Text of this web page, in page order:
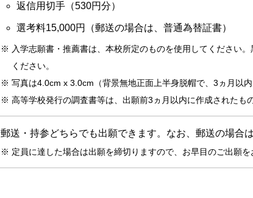
返信用切手（530円分）
選考料15,000円（郵送の場合は、普通為替証書）
※ 入学志願書・推薦書は、本校所定のものを使用してください
ください。
※ 写真は4.0cm x 3.0cm（背景無地正面上半身脱帽で、3ヵ月以
※ 高等学校発行の調査書等は、出願前3ヵ月以内に作成されたも
郵送・持参どちらでも出願できます。なお、郵送の場合
※ 定員に達した場合は出願を締切りますので、お早目のご出願